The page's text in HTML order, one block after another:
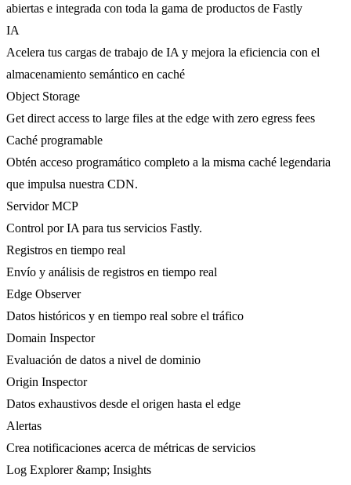
abiertas e integrada con toda la gama de productos de Fastly
IA
Acelera tus cargas de trabajo de IA y mejora la eficiencia con el
almacenamiento semántico en caché
Object Storage
Get direct access to large files at the edge with zero egress fees
Caché programable
Obtén acceso programático completo a la misma caché legendaria
que impulsa nuestra CDN.
Servidor MCP
Control por IA para tus servicios Fastly.
Registros en tiempo real
Envío y análisis de registros en tiempo real
Edge Observer
Datos históricos y en tiempo real sobre el tráfico
Domain Inspector
Evaluación de datos a nivel de dominio
Origin Inspector
Datos exhaustivos desde el origen hasta el edge
Alertas
Crea notificaciones acerca de métricas de servicios
Log Explorer &amp; Insights